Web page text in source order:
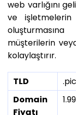
web varlığını
ve
müşterilerin
kolaylaştırır.
TLD
Domain
Fiyatı